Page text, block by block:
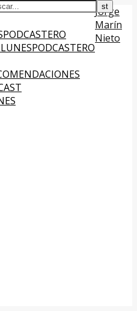
Jorge
Marín
Nieto